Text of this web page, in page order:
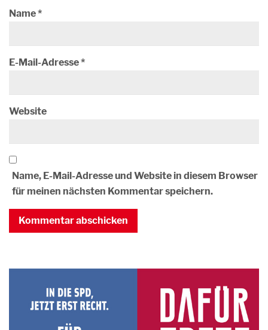
Name*
E-Mail-Adresse*
Website
Name, E-Mail-Adresse und Website in diesem Browser
für meinen nächsten Kommentar speichern.